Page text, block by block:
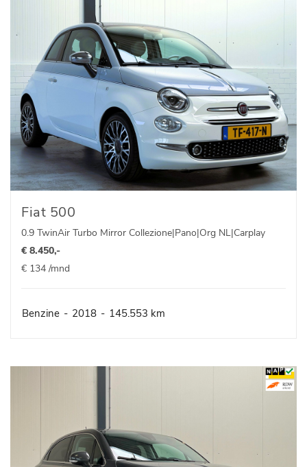
Fiat 500
0.9 TwinAir Turbo Mirror Collezione|Pano|Org NL|Carplay
€ 8.450,-
€ 134 /mnd
Benzine - 2018 - 145.553 km